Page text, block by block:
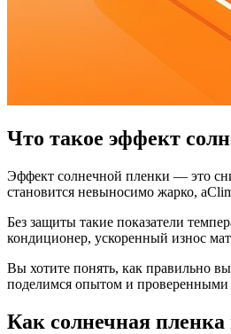
Что такое эффект
Эффект солнечной пленки — это
становится невыносимо жарко,
Без защиты такие показатели
кондиционер, ускоренный износ
Вы хотите понять, как правильно
поделимся опытом и проверенными
Как солнечная